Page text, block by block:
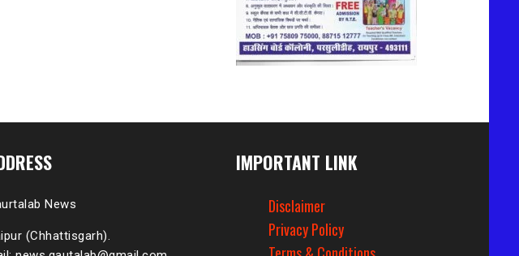
News
(Chhattisgarh).
IMPORTANT LINK
Disclaimer
Privacy Policy